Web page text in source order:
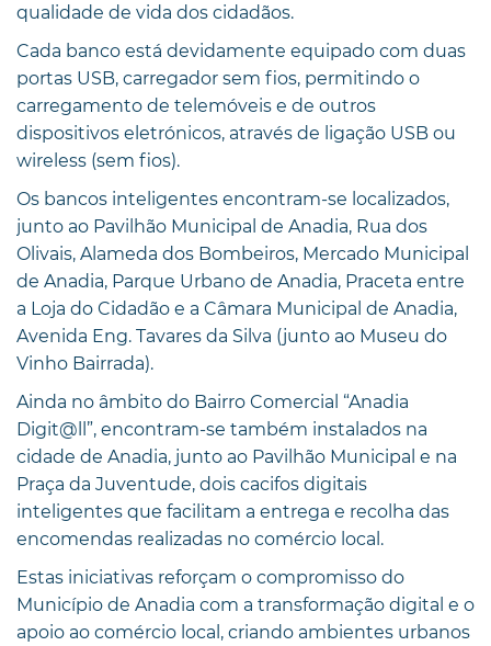
qualidade de vida dos cidadãos.
Cada banco está devidamente equipado com duas
portas USB, carregador sem fios, permitindo o
carregamento de telemóveis e de outros
dispositivos eletrónicos, através de ligação USB ou
wireless (sem fios).
Os bancos inteligentes encontram-se localizados,
junto ao Pavilhão Municipal de Anadia, Rua dos
Olivais, Alameda dos Bombeiros, Mercado Municipal
de Anadia, Parque Urbano de Anadia, Praceta entre
a Loja do Cidadão e a Câmara Municipal de Anadia,
Avenida Eng. Tavares da Silva (junto ao Museu do
Vinho Bairrada).
Ainda no âmbito do Bairro Comercial “Anadia
Digit@ll”, encontram-se também instalados na
cidade de Anadia, junto ao Pavilhão Municipal e na
Praça da Juventude, dois cacifos digitais
inteligentes que facilitam a entrega e recolha das
encomendas realizadas no comércio local.
Estas iniciativas reforçam o compromisso do
Município de Anadia com a transformação digital e o
apoio ao comércio local, criando ambientes urbanos